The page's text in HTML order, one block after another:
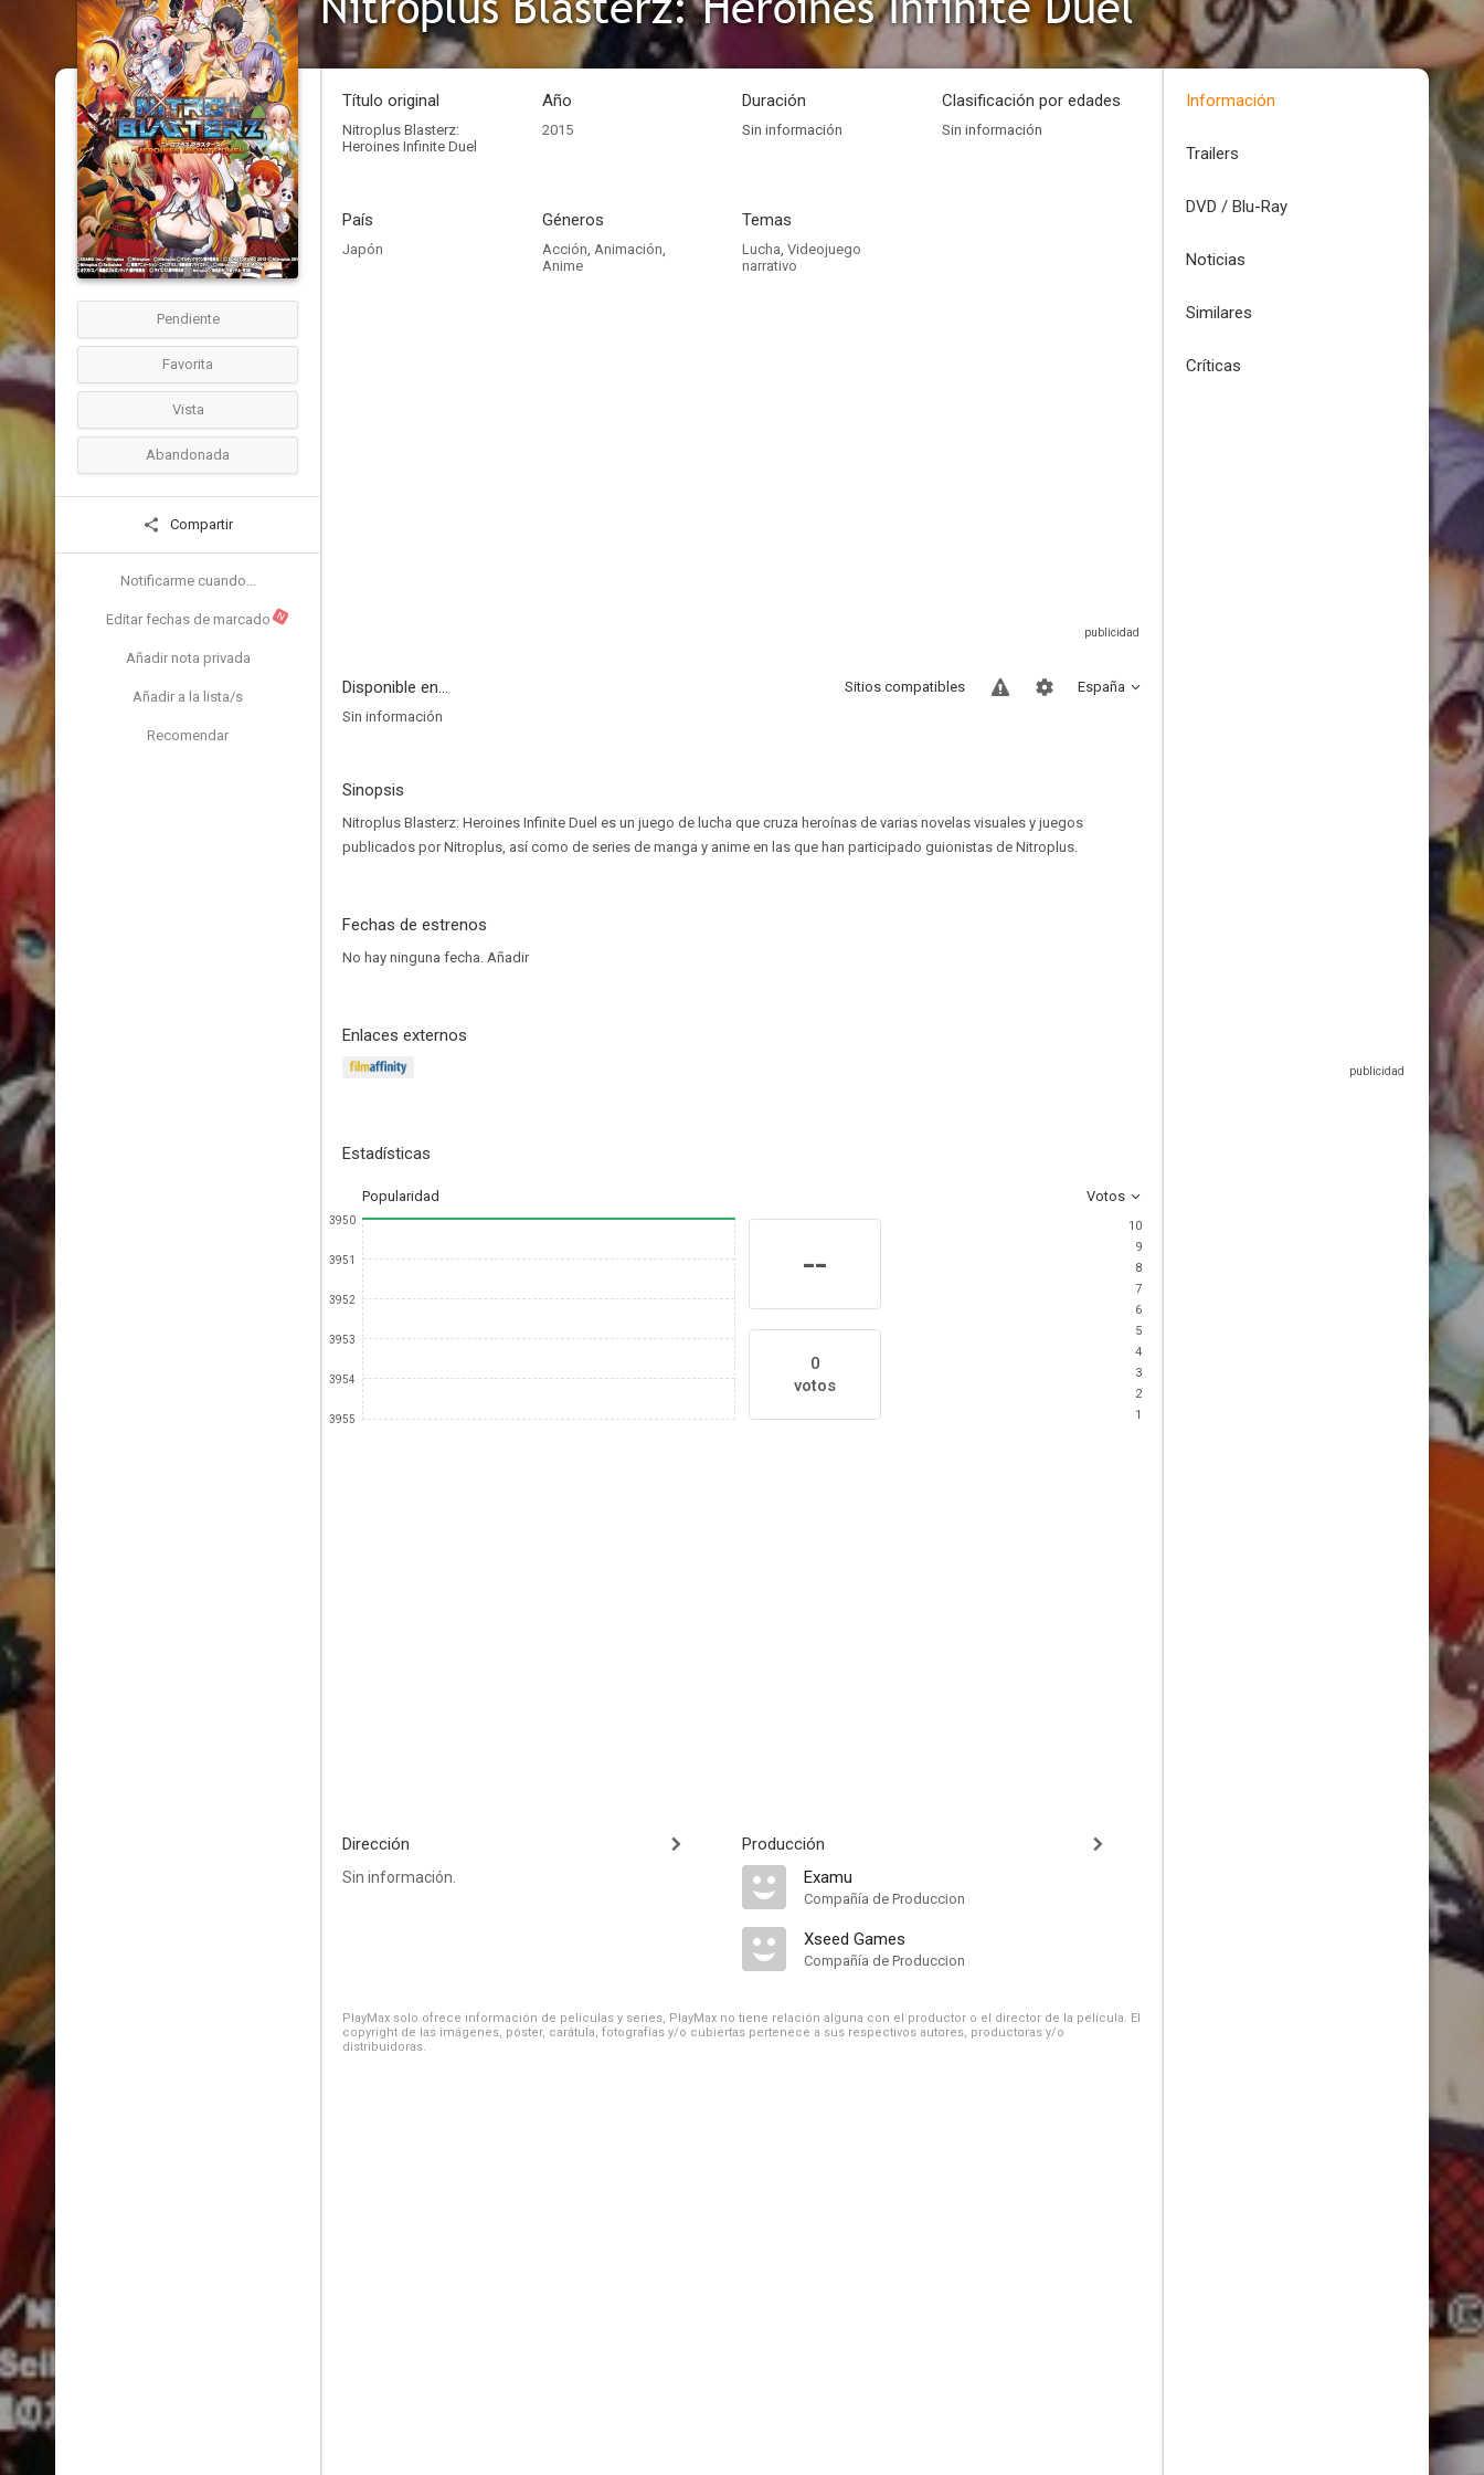
Pendiente
Favorita
Vista
Abandonada
Compartir
Notificarme cuando...
Editar fechas de marcado N
Añadir nota privada
Añadir a la lista/s
Recomendar
Título original
Nitroplus Blasterz:
Heroines Infinite Duel
Año
2015
Duración
Sin información
Clasificación por edades
Sin información
País
Japón
Géneros
Acción, Animación,
Anime
Temas
Lucha, Videojuego
narrativo
Disponible en... España
Sitios compatibles
Sin información
Sinopsis
Nitroplus Blasterz: Heroines Infinite Duel es un juego de lucha que cruza heroínas de varias novelas visuales y juegos
publicados por Nitroplus, así como de series de manga y anime en las que han participado guionistas de Nitroplus.
Fechas de estrenos
No hay ninguna fecha. Añadir
Enlaces externos
Estadísticas
Popularidad Votos
3950
3951
3952
3953
3954
3955
--
0
votos
10
9
8
7
6
5
4
3
2
1
Dirección
Sin información.
Producción
Examu
Compañía de Produccion
Xseed Games
Compañía de Produccion
PlayMax solo ofrece información de películas y series, PlayMax no tiene relación alguna con el productor o el director de la película. El
copyright de las imágenes, póster, carátula, fotografías y/o cubiertas pertenece a sus respectivos autores, productoras y/o
distribuidoras.
Información
Trailers
DVD / Blu-Ray
Noticias
Similares
Críticas